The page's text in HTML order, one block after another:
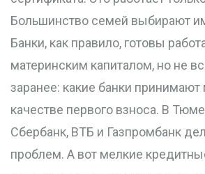
Большинство семей выбирают
Банки, как правило, готовы
материнским капиталом, но не
заранее: какие банки принимают
качестве первого взноса. В
Сбербанк, ВТБ и Газпромбанк
проблем. А вот мелкие